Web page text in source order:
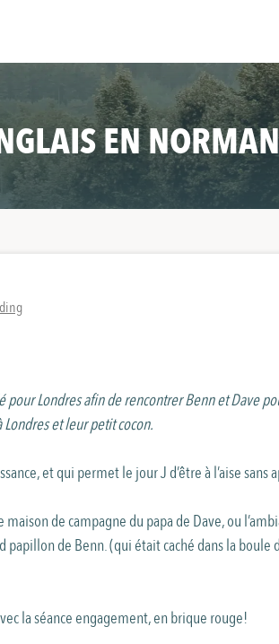
EN
Londres afin de rencontrer Benn et Dave
et leur petit cocon.
et qui permet le jour J d’être à l’aise
de campagne du papa de Dave, ou
de Benn. (qui était caché dans la
la séance engagement, en brique rouge!